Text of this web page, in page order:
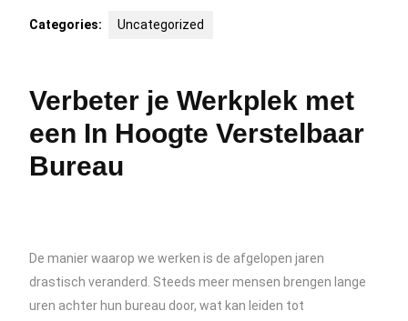
Categories: Uncategorized
Verbeter je Werkplek met
een In Hoogte Verstelbaar
Bureau
De manier waarop we werken is de afgelopen jaren
drastisch veranderd. Steeds meer mensen brengen lange
uren achter hun bureau door, wat kan leiden tot